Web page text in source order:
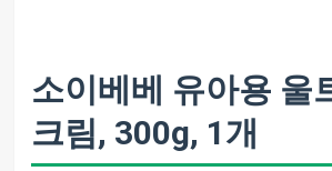
소이베베 유아용 울
크림, 300g, 1개